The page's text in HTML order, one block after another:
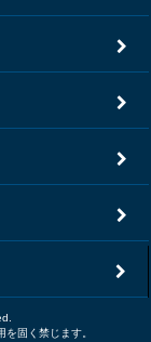
固く禁じます。